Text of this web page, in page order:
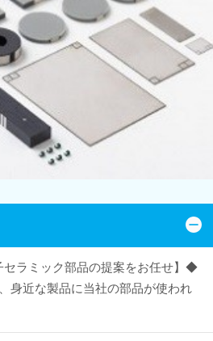
セラミック部品の提案をお任せ】◆
身近な製品に当社の部品が使われ